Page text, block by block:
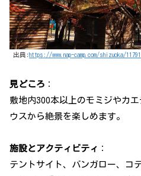
出典: https://www.nap-camp.com/shizuoka/11791
見どころ ：
敷地内300本以上のモミジやカ
ウスから絶景を楽しめます。
施設とアクティビティ ：
テントサイト、バンガロー、コ